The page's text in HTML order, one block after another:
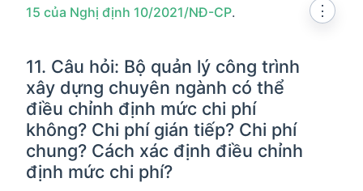
15 của Nghị định 10/2021/NĐ-CP.
11. Câu hỏi: Bộ quản lý công trình
xây dựng chuyên ngành có thể
điều chỉnh định mức chi phí
không? Chi phí gián tiếp? Chi phí
chung? Cách xác định điều chỉnh
định mức chi phí?
⋮